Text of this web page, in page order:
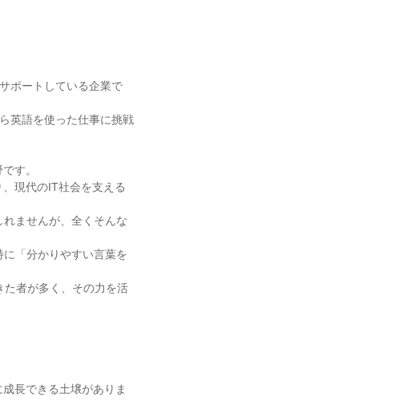
ポートしている企業で
英語を使った仕事に挑戦
す。
現代のIT社会を支える
ませんが、全くそんな
「分かりやすい言葉を
者が多く、その力を活
長できる土壌がありま